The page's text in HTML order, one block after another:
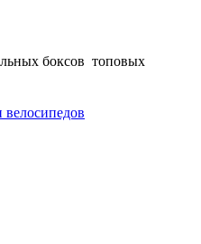
боксов топовых
велосипедов